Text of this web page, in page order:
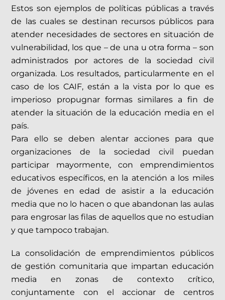
Estos son ejemplos de políticas públicas a través
de las cuales se destinan recursos públicos para
atender necesidades de sectores en situación de
vulnerabilidad, los que – de una u otra forma – son
administrados por actores de la sociedad civil
organizada. Los resultados, particularmente en el
caso de los CAIF, están a la vista por lo que es
imperioso propugnar formas similares a fin de
atender la situación de la educación media en el
país.
Para ello se deben alentar acciones para que
organizaciones de la sociedad civil puedan
participar mayormente, con emprendimientos
educativos específicos, en la atención a los miles
de jóvenes en edad de asistir a la educación
media que no lo hacen o que abandonan las aulas
para engrosar las filas de aquellos que no estudian
y que tampoco trabajan.
La consolidación de emprendimientos públicos
de gestión comunitaria que impartan educación
media en zonas de contexto crítico,
conjuntamente con el accionar de centros